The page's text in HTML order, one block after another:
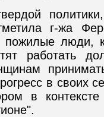
г-жа
люди,
работать
в своих
в